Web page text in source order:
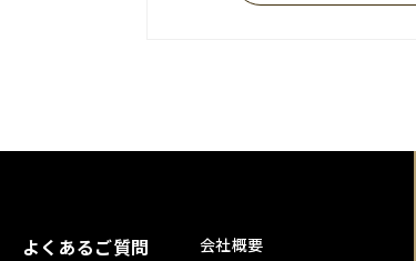
よくあるご質問 会社概要